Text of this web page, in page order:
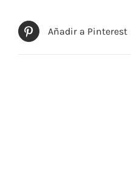
Añadir a Pinterest